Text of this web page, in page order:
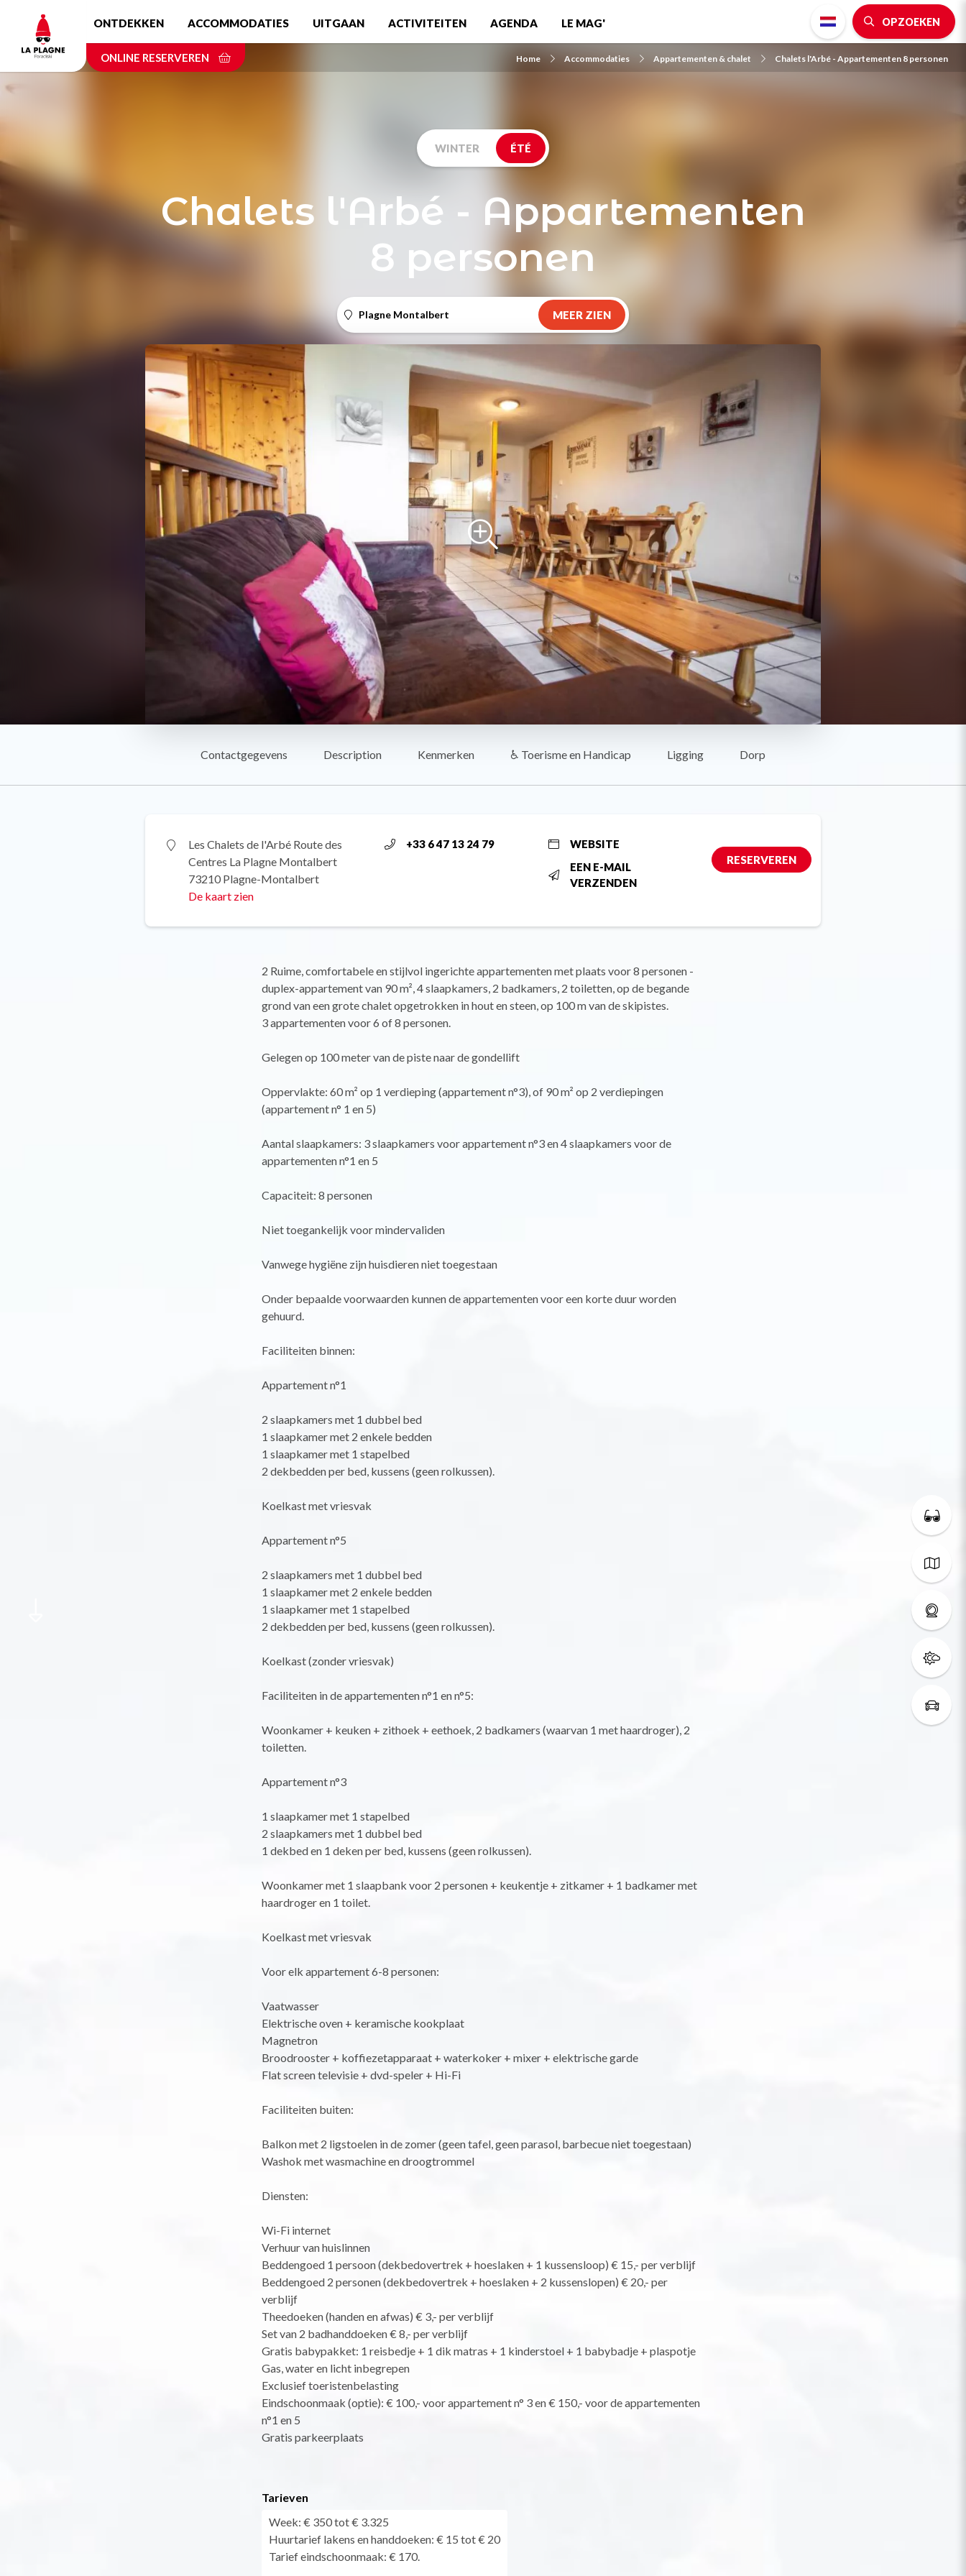
content
ONTDEKKEN ACCOMMODATIES UITGAAN ACTIVITEITEN AGENDA LE MAG' OPZOEKEN
ONLINE RESERVEREN Home Accommodaties Appartementen & chalet Chalets l'Arbé - Appartementen 8 personen
WINTER ÉTÉ
Chalets l'Arbé - Appartementen
8 personen
Plagne Montalbert MEER ZIEN
Contactgegevens Description Kenmerken ♿ Toerisme en Handicap Ligging Dorp
Les Chalets de l'Arbé Route des
Centres La Plagne Montalbert
73210 Plagne-Montalbert
De kaart zien
+33 6 47 13 24 79
WEBSITE
EEN E-MAIL
VERZENDEN
RESERVEREN
2 Ruime, comfortabele en stijlvol ingerichte appartementen met plaats voor 8 personen -
duplex-appartement van 90 m², 4 slaapkamers, 2 badkamers, 2 toiletten, op de begande
grond van een grote chalet opgetrokken in hout en steen, op 100 m van de skipistes.
3 appartementen voor 6 of 8 personen.
Gelegen op 100 meter van de piste naar de gondellift
Oppervlakte: 60 m² op 1 verdieping (appartement n°3), of 90 m² op 2 verdiepingen
(appartement n° 1 en 5)
Aantal slaapkamers: 3 slaapkamers voor appartement n°3 en 4 slaapkamers voor de
appartementen n°1 en 5
Capaciteit: 8 personen
Niet toegankelijk voor mindervaliden
Vanwege hygiëne zijn huisdieren niet toegestaan
Onder bepaalde voorwaarden kunnen de appartementen voor een korte duur worden
gehuurd.
Faciliteiten binnen:
Appartement n°1
2 slaapkamers met 1 dubbel bed
1 slaapkamer met 2 enkele bedden
1 slaapkamer met 1 stapelbed
2 dekbedden per bed, kussens (geen rolkussen).
Koelkast met vriesvak
Appartement n°5
2 slaapkamers met 1 dubbel bed
1 slaapkamer met 2 enkele bedden
1 slaapkamer met 1 stapelbed
2 dekbedden per bed, kussens (geen rolkussen).
Koelkast (zonder vriesvak)
Faciliteiten in de appartementen n°1 en n°5:
Woonkamer + keuken + zithoek + eethoek, 2 badkamers (waarvan 1 met haardroger), 2
toiletten.
Appartement n°3
1 slaapkamer met 1 stapelbed
2 slaapkamers met 1 dubbel bed
1 dekbed en 1 deken per bed, kussens (geen rolkussen).
Woonkamer met 1 slaapbank voor 2 personen + keukentje + zitkamer + 1 badkamer met
haardroger en 1 toilet.
Koelkast met vriesvak
Voor elk appartement 6-8 personen:
Vaatwasser
Elektrische oven + keramische kookplaat
Magnetron
Broodrooster + koffiezetapparaat + waterkoker + mixer + elektrische garde
Flat screen televisie + dvd-speler + Hi-Fi
Faciliteiten buiten:
Balkon met 2 ligstoelen in de zomer (geen tafel, geen parasol, barbecue niet toegestaan)
Washok met wasmachine en droogtrommel
Diensten:
Wi-Fi internet
Verhuur van huislinnen
Beddengoed 1 persoon (dekbedovertrek + hoeslaken + 1 kussensloop) € 15,- per verblijf
Beddengoed 2 personen (dekbedovertrek + hoeslaken + 2 kussenslopen) € 20,- per
verblijf
Theedoeken (handen en afwas) € 3,- per verblijf
Set van 2 badhanddoeken € 8,- per verblijf
Gratis babypakket: 1 reisbedje + 1 dik matras + 1 kinderstoel + 1 babybadje + plaspotje
Gas, water en licht inbegrepen
Exclusief toeristenbelasting
Eindschoonmaak (optie): € 100,- voor appartement n° 3 en € 150,- voor de appartementen
n°1 en 5
Gratis parkeerplaats
Tarieven
Week: € 350 tot € 3.325
Huurtarief lakens en handdoeken: € 15 tot € 20
Tarief eindschoonmaak: € 170.